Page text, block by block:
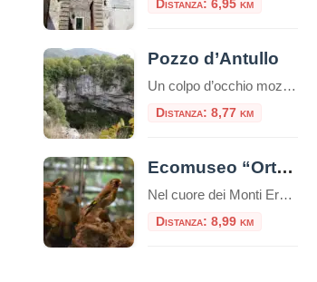
Distanza: 6,95 km
Pozzo d’Antullo
Un colpo d’occhio mozzafiato nel cuore dei Monti Ernici C’è un luogo, nel Lazio più silenzioso e autentico, dove la natura ha deciso di lasciare un segno indelebile. Non un monumento costruito dall’uomo, ma un monumento scavato dal tempo, dall’acqua e da un’antica leggenda: è il Pozzo d’Antullo, spettacolare dolina carsica situata nei pressi di […]
Distanza: 8,77 km
Ecomuseo “Orto del Centauro Chirone”
Nel cuore dei Monti Ernici, in provincia di Frosinone, si trova uno dei gioielli più affascinanti del Lazio: l’Ecomuseo “Orto del Centauro Chirone” di Collepardo. Questa particolare forma museale, riconosciuta dalla Regione Lazio e inserita nell’Organizzazione Museale Regionale, non si limita a un semplice edificio, ma abbraccia l’intero territorio comunale, offrendo ai visitatori un’esperienza immersiva […]
Distanza: 8,99 km